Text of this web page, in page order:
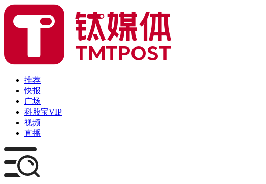
推荐
快报
广场
科股宝VIP
视频
直播